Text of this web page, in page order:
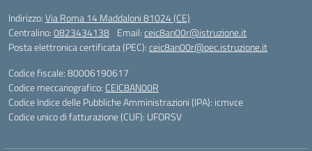
Indirizzo:Via Roma 14 Maddaloni 81024 (CE)
Centralino:0823434138 Email:ceic8an00r@istruzione.it
Posta elettronica certificata (PEC):ceic8an00r@pec.istruzione.it
Codice fiscale: 80006190617
Codice meccanografico: CEIC8AN00R
Codice Indice delle Pubbliche Amministrazioni (IPA): icmvce
Codice unico di fatturazione (CUF): UFORSV